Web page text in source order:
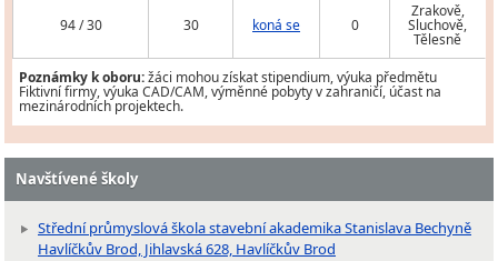
94 / 30 30 koná se 0
Zrakově,
Sluchově,
Tělesně
Poznámky k oboru:žáci mohou získat stipendium, výuka předmětu
Fiktivní firmy, výuka CAD/CAM, výměnné pobyty v zahraničí, účast na
mezinárodních projektech.
Navštívené školy
Střední průmyslová škola stavební akademika Stanislava Bechyně
Havlíčkův Brod, Jihlavská 628, Havlíčkův Brod